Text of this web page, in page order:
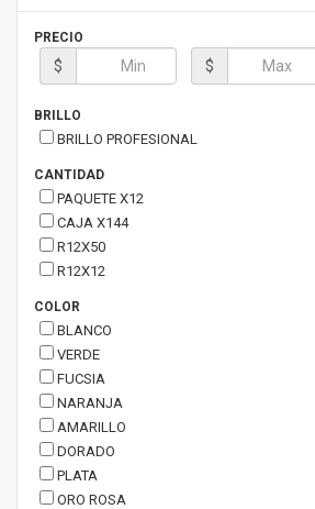
PRECIO
$ $
BRILLO
BRILLO PROFESIONAL
CANTIDAD
PAQUETE X12
CAJA X144
R12X50
R12X12
COLOR
BLANCO
VERDE
FUCSIA
NARANJA
AMARILLO
DORADO
PLATA
ORO ROSA